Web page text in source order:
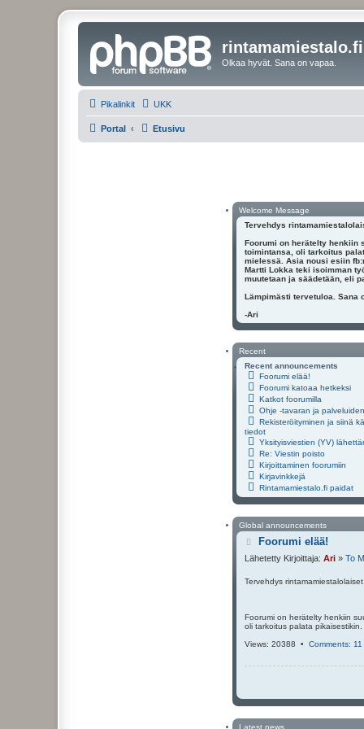
rintamamiestalo.fi
Olkaa hyvät. Sana on vapaa.
Pikalinkit UKK
Portal Etusivu
Welcome Message
Tervehdys
Foorumi on herätelty henkiin
toimintansa, oli tarkoitus
mielessä. Asia nousi esiin
Martti Lokka teki isoimman
muutetaan ja säädetään, eli
Lämpimästi tervetuloa. Sana
-Ari
Recent
Recent announcements
Foorumi elää!
Foorumi katoaa hetkeksi
Katkot foorumilla
Ohje -tavaran ja
Rekisteröityminen ja siinä
tiedot
Yksityisviestien (YV)
Re: Viestin poisto
Kirjoittaminen foorumiin
Kirjavinkkejä
Rintamamiestalo.fi paidat
Global announcements
V
i
e
Foorumi elää!
Lähetetty Kirjoittaja: Ari » To
Tervehdys rintamamiestalolaiset
Foorumi on herätelty henkiin
oli tarkoitus palata
Views: 20388 • Comments: 11
Latest news